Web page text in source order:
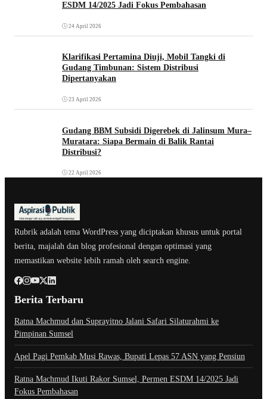
ESDM 14/2025 Jadi Fokus Pembahasan
24 April 2026
Klarifikasi Pertamina Diuji, Mobil Tangki di
Gudang Timbunan: Sistem Distribusi
Dipertanyakan
23 April 2026
Gudang BBM Subsidi Digerebek di Jalinsum Mura–
Muratara: Siapa Bermain di Balik Rantai
Distribusi?
22 April 2026
Rubrik adalah tema WordPress yang diciptakan khusus untuk portal
berita, majalah dan blog profesional dengan optimasi yang
memastikan website lebih ramah oleh search engine.
Berita Terbaru
Ratna Machmud dan Suprayitno Jalani Safari Silaturahmi ke
Pimpinan Sumsel
Apel Pagi Pemkab Musi Rawas, Bupati Lepas 57 ASN yang Pensiun
Ratna Machmud Ikuti Rakor Sumsel, Permen ESDM 14/2025 Jadi
Fokus Pembahasan